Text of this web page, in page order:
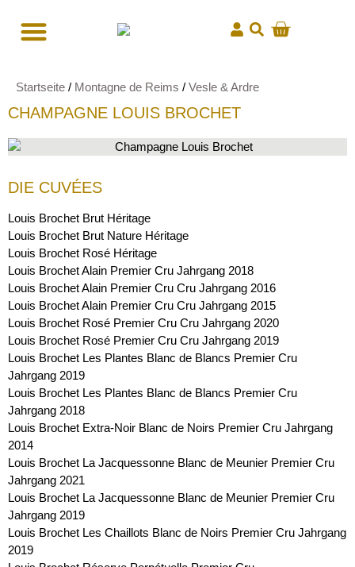
Startseite / Montagne de Reims / Vesle & Ardre
CHAMPAGNE LOUIS BROCHET
DIE CUVÉES
Louis Brochet Brut Héritage
Louis Brochet Brut Nature Héritage
Louis Brochet Rosé Héritage
Louis Brochet Alain Premier Cru Jahrgang 2018
Louis Brochet Alain Premier Cru Cru Jahrgang 2016
Louis Brochet Alain Premier Cru Cru Jahrgang 2015
Louis Brochet Rosé Premier Cru Cru Jahrgang 2020
Louis Brochet Rosé Premier Cru Cru Jahrgang 2019
Louis Brochet Les Plantes Blanc de Blancs Premier Cru
Jahrgang 2019
Louis Brochet Les Plantes Blanc de Blancs Premier Cru
Jahrgang 2018
Louis Brochet Extra-Noir Blanc de Noirs Premier Cru Jahrgang
2014
Louis Brochet La Jacquessonne Blanc de Meunier Premier Cru
Jahrgang 2021
Louis Brochet La Jacquessonne Blanc de Meunier Premier Cru
Jahrgang 2019
Louis Brochet Les Chaillots Blanc de Noirs Premier Cru Jahrgang
2019